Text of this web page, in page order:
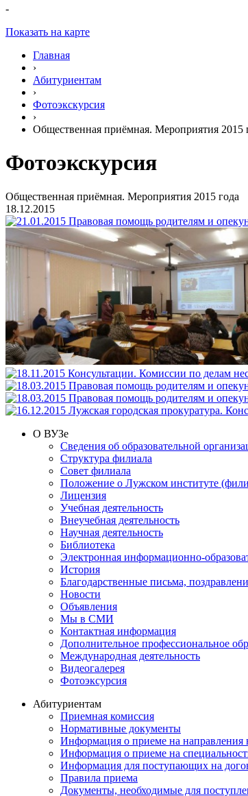
-
Показать на карте
Главная
›
Абитуриентам
›
Фотоэкскурсия
›
Общественная приёмная. Мероприятия 2015
Фотоэкскурсия
Общественная приёмная. Мероприятия 2015 года
18.12.2015
О ВУЗе
Сведения об образовательной
Структура филиала
Совет филиала
Положение о Лужском институте
Лицензия
Учебная деятельность
Внеучебная деятельность
Научная деятельность
Библиотека
Электронная информационно-
История
Благодарственные письма,
Новости
Объявления
Мы в СМИ
Контактная информация
Дополнительное профессиональное
Международная деятельность
Видеогалерея
Фотоэксурсия
Абитуриентам
Приемная комиссия
Нормативные документы
Информация о приеме на направления
Информация о приеме на
Информация для поступающих на
Правила приема
Документы, необходимые для